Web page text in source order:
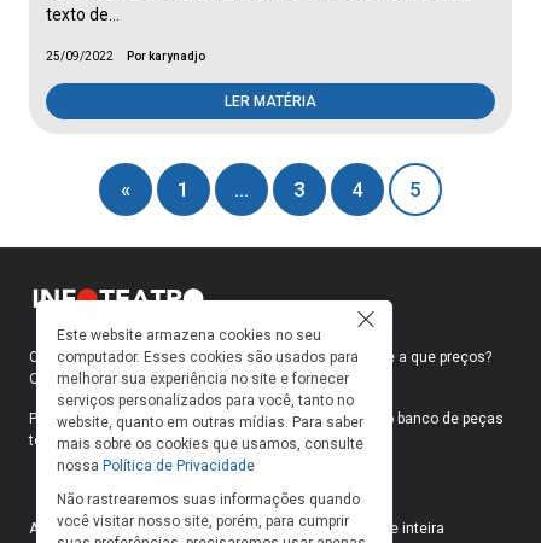
texto de…
25/09/2022 Por karynadjo
LER MATÉRIA
« 1 … 3 4 5
Como faço para ir ao teatro? Onde compro ingressos e a que preços?
Quais peças estão em cartaz?
Para responder a essas e outras perguntas, criamos o banco de peças
teatrais do INFOTEATRO.
As informações das peças cadastradas no site são de inteira
Este website armazena cookies no seu
computador. Esses cookies são usados para
melhorar sua experiência no site e fornecer
serviços personalizados para você, tanto no
website, quanto em outras mídias. Para saber
mais sobre os cookies que usamos, consulte
nossa Política de Privacidade
Não rastrearemos suas informações quando
você visitar nosso site, porém, para cumprir